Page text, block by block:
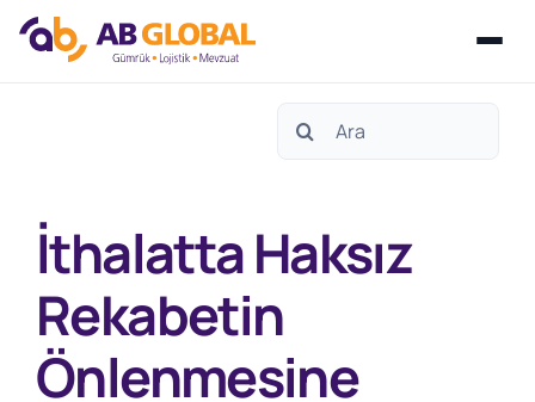
Search
İthalatta Haksız
Rekabetin
Önlenmesine